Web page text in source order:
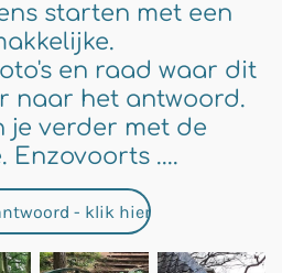
starten met een
en raad waar dit
naar het antwoord.
je verder met de
Enzovoorts ....
- klik hier